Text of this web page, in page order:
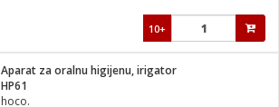
10+
Aparat za oralnu higijenu, irigator
HP61
hoco.